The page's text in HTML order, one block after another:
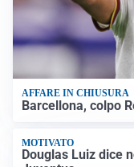
AFFARE IN CHIUSURA
Barcellona, colpo
MOTIVATO
Douglas Luiz dice